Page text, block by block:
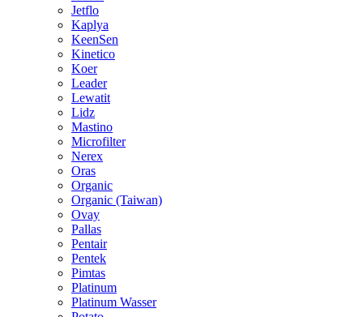
Jetflo
Kaplya
KeenSen
Kinetico
Koer
Leader
Lewatit
Lidz
Mastino
Microfilter
Nerex
Oras
Organic
Organic (Taiwan)
Ovay
Pallas
Pentair
Pentek
Pimtas
Platinum
Platinum Wasser